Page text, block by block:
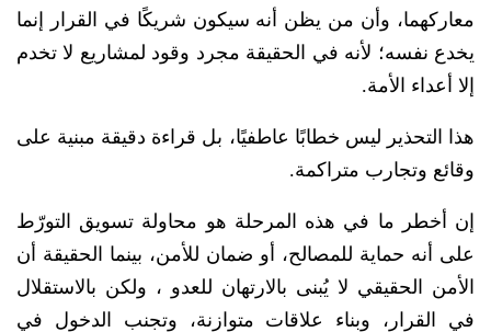
معاركهما، وأن من يظن أنه سيكون شريكًا في القرار إنما
يخدع نفسه؛ لأنه في الحقيقة مجرد وقود لمشاريع لا تخدم
إلا أعداء الأمة.
هذا التحذير ليس خطابًا عاطفيًا، بل قراءة دقيقة مبنية على
وقائع وتجارب متراكمة.
إن أخطر ما في هذه المرحلة هو محاولة تسويق التورّط
على أنه حماية للمصالح، أو ضمان للأمن، بينما الحقيقة أن
الأمن الحقيقي لا يُبنى بالارتهان للعدو ، ولكن بالاستقلال
في القرار، وبناء علاقات متوازنة، وتجنب الدخول في